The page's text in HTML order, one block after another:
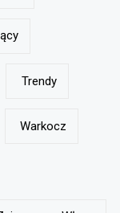
Trendy
Warkocz